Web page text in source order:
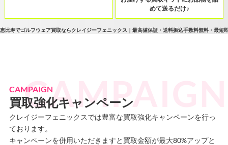
恵比寿でゴルフウェア買取ならクレイジーフェニックス｜最高値保証・送料振込手数料無料・最短
めて送るだけ♪
CAMPAIGN
買取強化キャンペーン
クレイジーフェニックスでは豊富な買取強化キャンペーンを行っ
ております。
キャンペーンを併用いただきますと買取金額が最大80%アップと